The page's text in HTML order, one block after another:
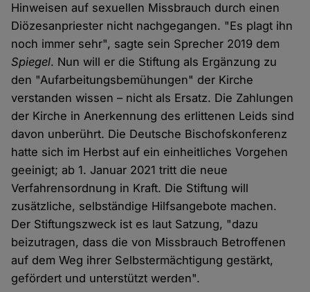
Hinweisen auf sexuellen Missbrauch durch einen
Diözesanpriester nicht nachgegangen. "Es plagt ihn
noch immer sehr", sagte sein Sprecher 2019 dem
Spiegel. Nun will er die Stiftung als Ergänzung zu
den "Aufarbeitungsbemühungen" der Kirche
verstanden wissen – nicht als Ersatz. Die Zahlungen
der Kirche in Anerkennung des erlittenen Leids sind
davon unberührt. Die Deutsche Bischofskonferenz
hatte sich im Herbst auf ein einheitliches Vorgehen
geeinigt; ab 1. Januar 2021 tritt die neue
Verfahrensordnung in Kraft. Die Stiftung will
zusätzliche, selbständige Hilfsangebote machen.
Der Stiftungszweck ist es laut Satzung, "dazu
beizutragen, dass die von Missbrauch Betroffenen
auf dem Weg ihrer Selbstermächtigung gestärkt,
gefördert und unterstützt werden".